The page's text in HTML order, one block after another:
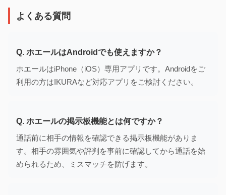
よくある質問
Q. ホエールはAndroidでも使えますか？
ホエールはiPhone（iOS）専用アプリです。Androidをご
利用の方はIKURAなど対応アプリをご検討ください。
Q. ホエールの掲示板機能とは何ですか？
通話前に相手の情報を確認できる掲示板機能がありま
す。相手の雰囲気や評判を事前に確認してから通話を始
められるため、ミスマッチを防げます。